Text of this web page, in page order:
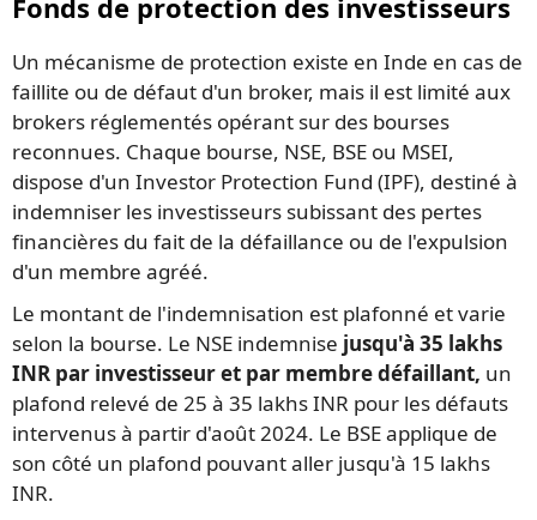
Fonds de protection des investisseurs
Un mécanisme de protection existe en Inde en cas de
faillite ou de défaut d'un broker, mais il est limité aux
brokers réglementés opérant sur des bourses
reconnues. Chaque bourse, NSE, BSE ou MSEI,
dispose d'un Investor Protection Fund (IPF), destiné à
indemniser les investisseurs subissant des pertes
financières du fait de la défaillance ou de l'expulsion
d'un membre agréé.
Le montant de l'indemnisation est plafonné et varie
selon la bourse. Le NSE indemnise jusqu'à 35 lakhs
INR par investisseur et par membre défaillant, un
plafond relevé de 25 à 35 lakhs INR pour les défauts
intervenus à partir d'août 2024. Le BSE applique de
son côté un plafond pouvant aller jusqu'à 15 lakhs
INR.